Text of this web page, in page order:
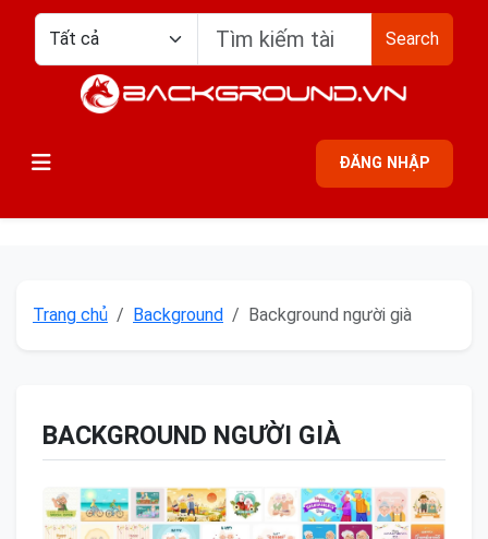
Search
ĐĂNG NHẬP
Trang chủ Background Background người già
BACKGROUND NGƯỜI GIÀ